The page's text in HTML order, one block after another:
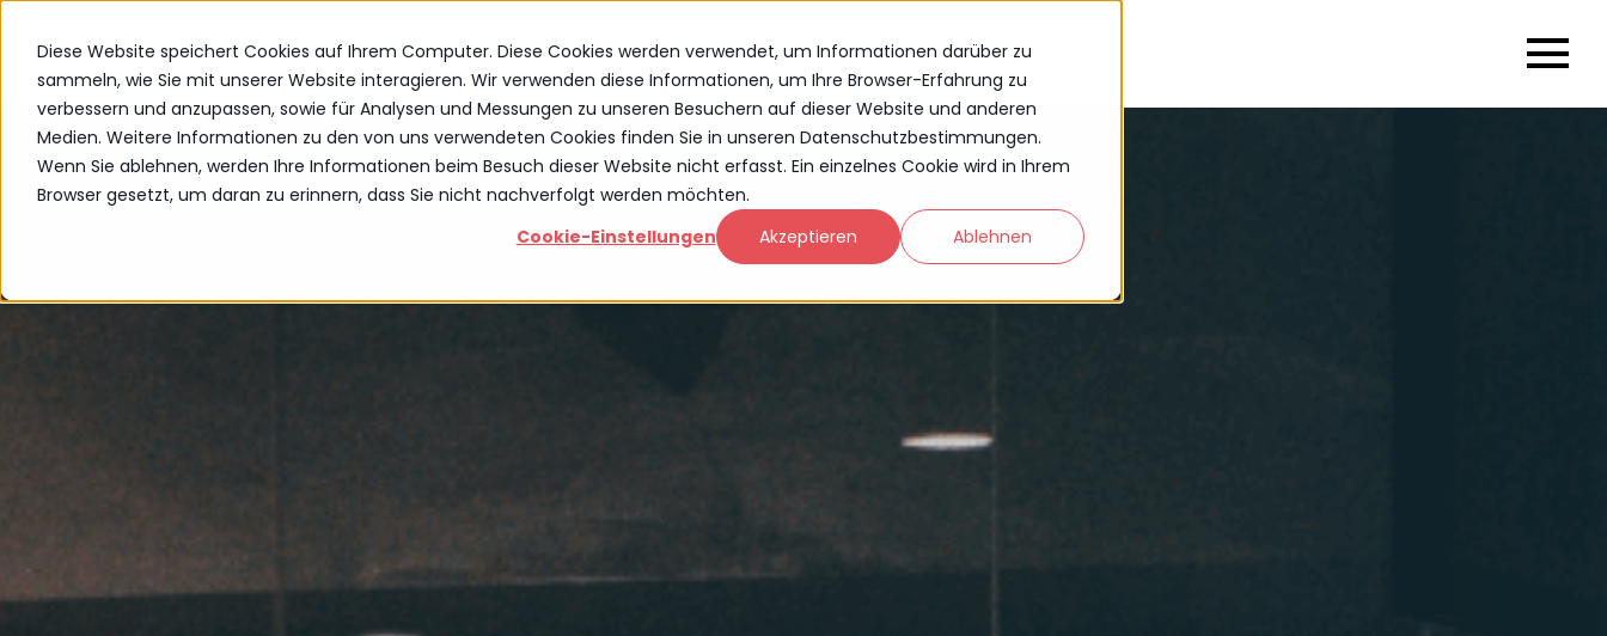
Diese Website speichert Cookies auf Ihrem Computer. Diese Cookies werden verwendet, um Informationen darüber zu
sammeln, wie Sie mit unserer Website interagieren. Wir verwenden diese Informationen, um Ihre Browser-Erfahrung zu
verbessern und anzupassen, sowie für Analysen und Messungen zu unseren Besuchern auf dieser Website und anderen
Medien. Weitere Informationen zu den von uns verwendeten Cookies finden Sie in unseren Datenschutzbestimmungen.
Wenn Sie ablehnen, werden Ihre Informationen beim Besuch dieser Website nicht erfasst. Ein einzelnes Cookie wird in Ihrem
Browser gesetzt, um daran zu erinnern, dass Sie nicht nachverfolgt werden möchten.
Cookie-Einstellungen
Akzeptieren Ablehnen